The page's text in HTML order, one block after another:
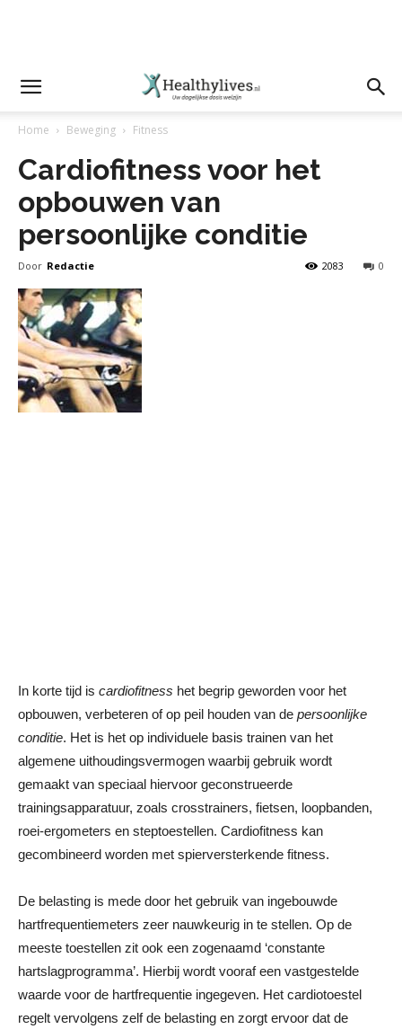
Home Beweging Fitness
Cardiofitness voor het
opbouwen van
persoonlijke conditie
Door Redactie 0
2083
In korte tijd is cardiofitness het begrip geworden voor het
opbouwen, verbeteren of op peil houden van de persoonlijke
conditie. Het is het op individuele basis trainen van het
algemene uithoudingsvermogen waarbij gebruik wordt
gemaakt van speciaal hiervoor geconstrueerde
trainingsapparatuur, zoals crosstrainers, fietsen, loopbanden,
roei-ergometers en steptoestellen. Cardiofitness kan
gecombineerd worden met spierversterkende fitness.
De belasting is mede door het gebruik van ingebouwde
hartfrequentiemeters zeer nauwkeurig in te stellen. Op de
meeste toestellen zit ook een zogenaamd ‘constante
hartslagprogramma’. Hierbij wordt vooraf een vastgestelde
waarde voor de hartfrequentie ingegeven. Het cardiotoestel
regelt vervolgens zelf de belasting en zorgt ervoor dat de